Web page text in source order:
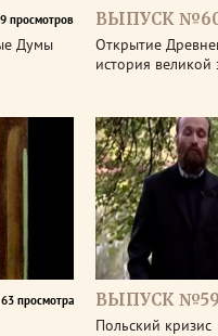
просмотров
Думы
ВЫПУСК
Открытие
история великой
63 просмотра ВЫПУСК
Польский кризис